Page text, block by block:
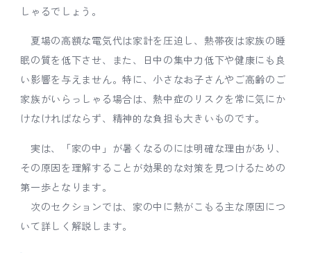
しゃるでしょう。
夏場の高額な電気代は家計を圧迫し、熱帯夜は家族の睡
眠の質を低下させ、また、日中の集中力低下や健康にも良
い影響を与えません。特に、小さなお子さんやご高齢のご
家族がいらっしゃる場合は、熱中症のリスクを常に気にか
けなければならず、精神的な負担も大きいものです。
実は、「家の中」が暑くなるのには明確な理由があり、
その原因を理解することが効果的な対策を見つけるための
第一歩となります。
次のセクションでは、家の中に熱がこもる主な原因につ
いて詳しく解説します。